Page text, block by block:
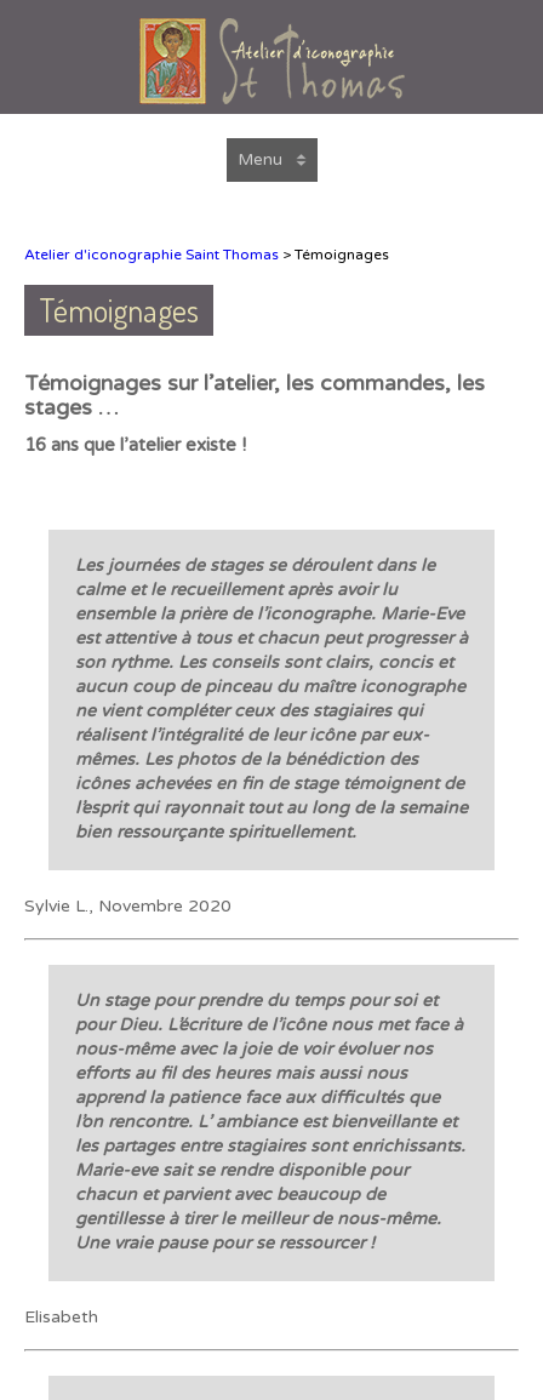
Atelier d'iconographie Saint Thomas > Témoignages
Témoignages
Témoignages sur l’atelier, les commandes, les
stages …
16 ans que l’atelier existe !
Les journées de stages se déroulent dans le
calme et le recueillement après avoir lu
ensemble la prière de l’iconographe. Marie-Eve
est attentive à tous et chacun peut progresser à
son rythme. Les conseils sont clairs, concis et
aucun coup de pinceau du maître iconographe
ne vient compléter ceux des stagiaires qui
réalisent l’intégralité de leur icône par eux-
mêmes. Les photos de la bénédiction des
icônes achevées en fin de stage témoignent de
l’esprit qui rayonnait tout au long de la semaine
bien ressourçante spirituellement.
Sylvie L., Novembre 2020
Un stage pour prendre du temps pour soi et
pour Dieu. L’écriture de l’icône nous met face à
nous-même avec la joie de voir évoluer nos
efforts au fil des heures mais aussi nous
apprend la patience face aux difficultés que
l’on rencontre. L’ ambiance est bienveillante et
les partages entre stagiaires sont enrichissants.
Marie-eve sait se rendre disponible pour
chacun et parvient avec beaucoup de
gentillesse à tirer le meilleur de nous-même.
Une vraie pause pour se ressourcer !
Elisabeth